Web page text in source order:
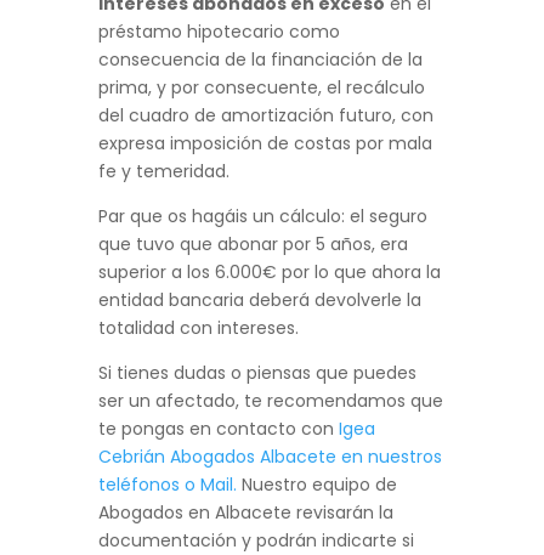
préstamo hipotecario como
consecuencia de la financiación de la
prima, y por consecuente, el recálculo
del cuadro de amortización futuro, con
expresa imposición de costas por mala
fe y temeridad.
Par que os hagáis un cálculo: el seguro
que tuvo que abonar por 5 años, era
superior a los 6.000€ por lo que ahora la
entidad bancaria deberá devolverle la
totalidad con intereses.
Si tienes dudas o piensas que puedes
ser un afectado, te recomendamos que
te pongas en contacto con Igea
Cebrián Abogados Albacete en nuestros
teléfonos o Mail. Nuestro equipo de
Abogados en Albacete revisarán la
documentación y podrán indicarte si